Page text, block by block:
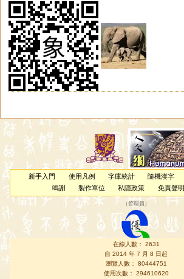
新手入門 使用凡例 字庫統計 隨機漢字
鳴謝
製作單位 私隱政策 免責聲明
（管理員 ）
在線人數： 2631
自 2014 年 7 月 8 日起
瀏覽人數： 80444751
使用次數： 294610620